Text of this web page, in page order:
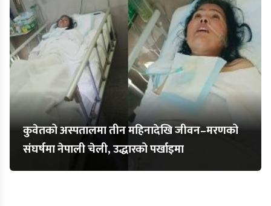
कुवेतको अस्पतालमा तीन महिनादेखि जीवन–मरणको
संघर्षमा नेपाली चेली, उद्धारको पर्खाइमा